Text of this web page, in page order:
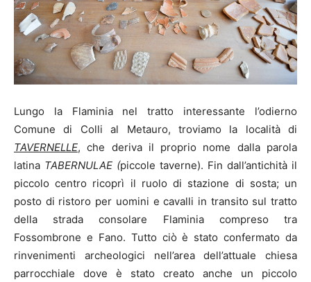
Lungo la Flaminia nel tratto interessante l’odierno
Comune di Colli al Metauro, troviamo la località di
TAVERNELLE, che deriva il proprio nome dalla parola
latina TABERNULAE (piccole taverne). Fin dall’antichità il
piccolo centro ricoprì il ruolo di stazione di sosta; un
posto di ristoro per uomini e cavalli in transito sul tratto
della strada consolare Flaminia compreso tra
Fossombrone e Fano. Tutto ciò è stato confermato da
rinvenimenti archeologici nell’area dell’attuale chiesa
parrocchiale dove è stato creato anche un piccolo